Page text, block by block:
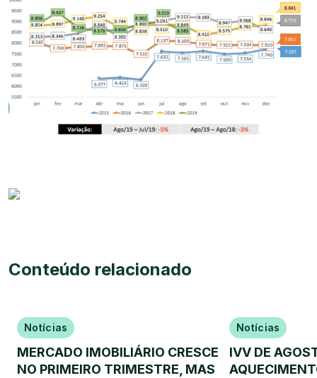
Conteúdo relacionado
Notícias
MERCADO IMOBILIÁRIO CRESCE
NO PRIMEIRO TRIMESTRE, MAS
Notícias
IVV DE